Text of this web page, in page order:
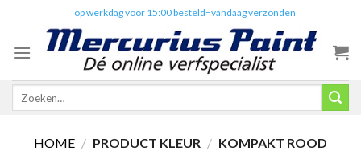
content
op werkdag voor 15:00 besteld=vandaag verzonden
Zoeken
HOME / PRODUCT KLEUR / KOMPAKT ROOD